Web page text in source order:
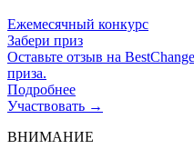
Ежемесячный конкурс
Забери приз
Оставьте отзыв на
приза.
Подробнее
Участвовать →
ВНИМАНИЕ